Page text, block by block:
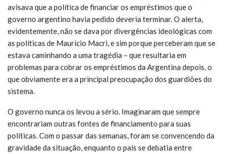
avisava que a política de financiar os empréstimos que o
governo argentino havia pedido deveria terminar. O alerta,
evidentemente, não se dava por divergências ideológicas com
as políticas de Mauricio Macri, e sim porque perceberam que se
estava caminhando a uma tragédia – que resultaria em
problemas para cobrar os empréstimos da Argentina depois, o
que obviamente era a principal preocupação dos guardiões do
sistema.
O governo nunca os levou a sério. Imaginaram que sempre
encontrariam outras fontes de financiamento para suas
políticas. Com o passar das semanas, foram se convencendo da
gravidade da situação, enquanto o país se debatia entre